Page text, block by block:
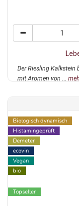
Der Riesling Kalkstein
mit Aromen von ...
Biologisch dynamisch
Histamingeprüft
Demeter
ecovin
Vegan
bio
Topseller